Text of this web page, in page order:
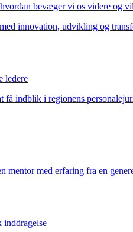
bevæger vi os videre og
innovation, udvikling og
ledere
få indblik i regionens
mentor med erfaring fra en
inddragelse